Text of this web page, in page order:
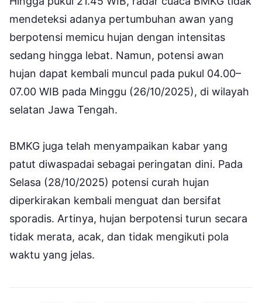
mendeteksi adanya pertumbuhan awan yang
berpotensi memicu hujan dengan intensitas
sedang hingga lebat. Namun, potensi awan
hujan dapat kembali muncul pada pukul 04.00–
07.00 WIB pada Minggu (26/10/2025), di wilayah
selatan Jawa Tengah.
BMKG juga telah menyampaikan kabar yang
patut diwaspadai sebagai peringatan dini. Pada
Selasa (28/10/2025) potensi curah hujan
diperkirakan kembali menguat dan bersifat
sporadis. Artinya, hujan berpotensi turun secara
tidak merata, acak, dan tidak mengikuti pola
waktu yang jelas.